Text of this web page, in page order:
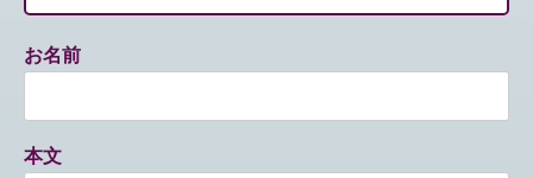
お名前
本文